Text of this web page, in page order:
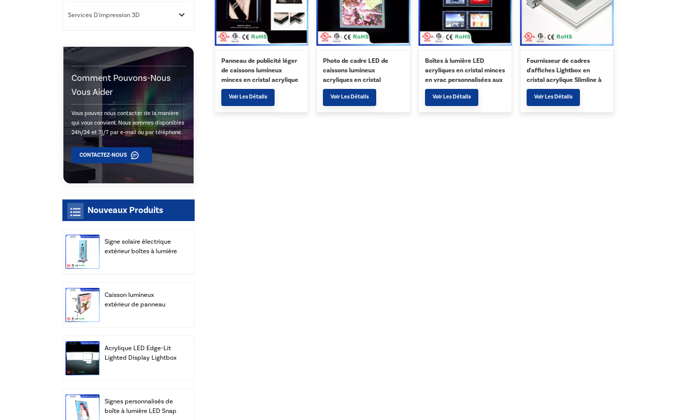
Panneau de publicité léger
de caissons lumineux
minces en cristal acrylique
LED d'OEM
Voir Les Détails
Photo de cadre LED de
caissons lumineux
acryliques en cristal
Slimline personnalisés à
louer au Canada USA
Voir Les Détails
Boîtes à lumière LED
acryliques en cristal minces
en vrac personnalisées aux
États-Unis
Voir Les Détails
Fournisseur de cadres
d'affiches Lightbox en
cristal acrylique Slimline à
vendre au Canada aux
États-Unis
Voir Les Détails
Services D'impression 3D
Comment Pouvons-Nous
Vous Aider
Vous pouvez nous contacter de la manière
qui vous convient. Nous sommes disponibles
24h/24 et 7j/7 par e-mail ou par téléphone.
CONTACTEZ-NOUS
Nouveaux Produits
Signe solaire électrique
extérieur boîtes à lumière
Caisson lumineux
extérieur de panneau
Acrylique LED Edge-Lit
Lighted Display Lightbox
Signes personnalisés de
boîte à lumière LED Snap